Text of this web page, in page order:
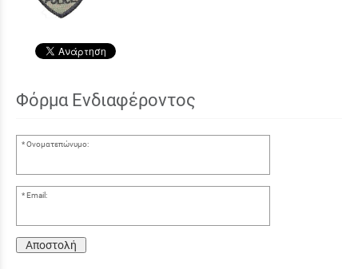
Φόρμα Ενδιαφέροντος
Ονοματεπώνυμο:
Email:
Αποστολή